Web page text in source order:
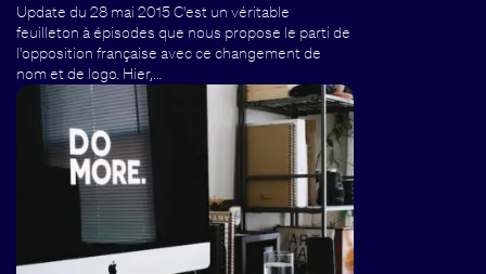
Update du 28 mai 2015 C'est un véritable
feuilleton à épisodes que nous propose le parti de
l'opposition française avec ce changement de
nom et de logo. Hier,…